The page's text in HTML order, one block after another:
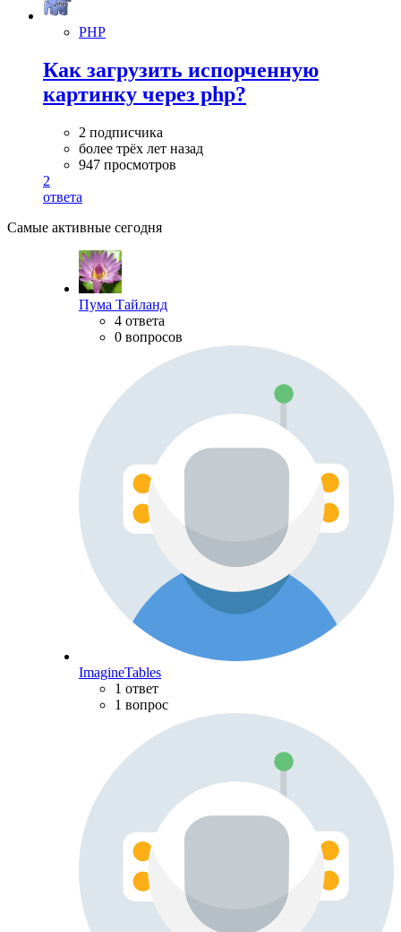
PHP
Как загрузить испорченную
картинку через php?
2 подписчика
более трёх лет назад
947 просмотров
2
ответа
Самые активные сегодня
Пума Тайланд
4 ответа
0 вопросов
ImagineTables
1 ответ
1 вопрос